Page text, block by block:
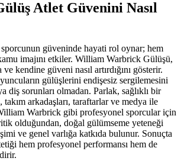
Atlet Güvenini Nasıl
güveninde hayati rol oynar; hem
imajını etkiler. William Warbrick Gülüşü,
ve kendine güveni nasıl artırdığını gösterir.
gülüşlerini endişesiz sergilemesini
diş sorunları olmadan. Parlak, sağlıklı bir
arkadaşları, taraftarlar ve medya ile
Warbrick gibi profesyonel sporcular için
olduğundan, doğal gülümseme yeteneği
ve genel varlığa katkıda bulunur. Sonuçta
hem profesyonel performansı hem de